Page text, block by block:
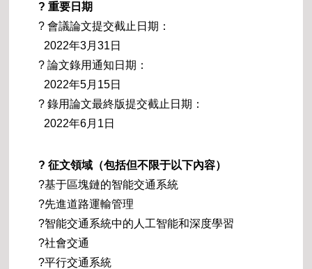
? 重要日期
? 會議論文提交截止日期：
2022年3月31日
? 論文錄用通知日期：
2022年5月15日
? 錄用論文最終版提交截止日期：
2022年6月1日
? 征文領域（包括但不限于以下內容）
?基于區塊鏈的智能交通系統
?先進道路運輸管理
?智能交通系統中的人工智能和深度學習
?社會交通
?平行交通系統